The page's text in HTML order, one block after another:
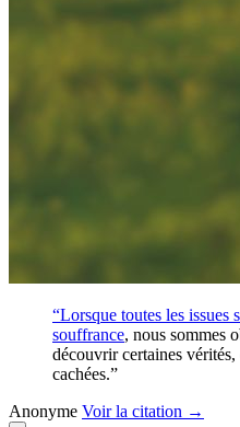
“Lorsque toutes les issues
souffrance, nous sommes
découvrir certaines
cachées.”
Anonyme Voirla citation →